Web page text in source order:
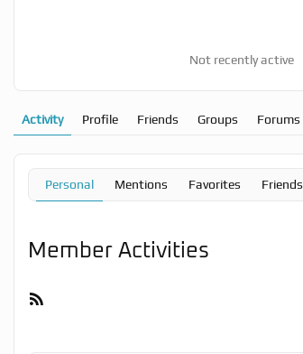
Not recently active
Activity Profile Friends Groups Forums
Personal Mentions Favorites Friends
Member Activities